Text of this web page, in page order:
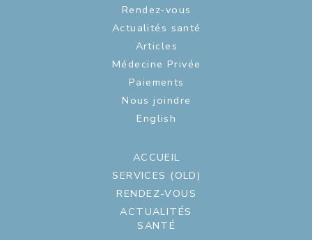
Rendez-vous
Actualités santé
Articles
Médecine Privée
Paiements
Nous joindre
English
ACCUEIL
SERVICES (OLD)
RENDEZ-VOUS
ACTUALITÉS
SANTÉ